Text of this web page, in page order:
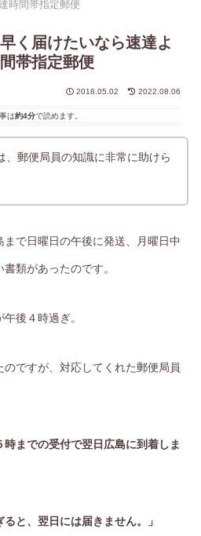
時間帯指定郵便
く届けたいなら速達よ
帯指定郵便
2018.05.02 2022.08.06
は約4分で読めます。
、郵便局員の知識に非常に助けら
で日曜日の午後に発送、月曜日中
類があったのです。
後４時過ぎ。
ですが、対応してくれた郵便局員
時までの受付で翌日広島に到着しま
ると、翌日には届きません。」